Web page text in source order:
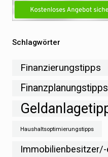
Schlagwörter
Finanzierungstipps
Finanzplanungstipps
Haushaltsoptimierungstipps